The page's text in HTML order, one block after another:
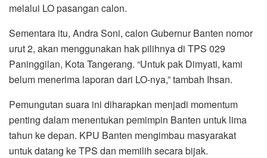
melalui LO pasangan calon.
Sementara itu, Andra Soni, calon Gubernur Banten nomor
urut 2, akan menggunakan hak pilihnya di TPS 029
Paninggilan, Kota Tangerang. “Untuk pak Dimyati, kami
belum menerima laporan dari LO-nya,” tambah Ihsan.
Pemungutan suara ini diharapkan menjadi momentum
penting dalam menentukan pemimpin Banten untuk lima
tahun ke depan. KPU Banten mengimbau masyarakat
untuk datang ke TPS dan memilih secara bijak.